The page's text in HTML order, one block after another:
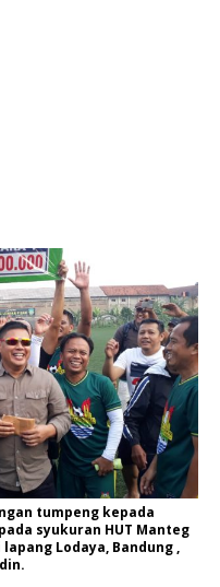
tumpeng kepada
syukuran HUT Manteg
Lodaya, Bandung ,